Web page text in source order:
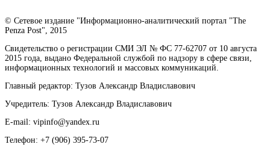
© Сетевое издание "Информационно-аналитический портал "The
Penza Post", 2015
Свидетельство о регистрации СМИ ЭЛ № ФС 77-62707 от 10 августа
2015 года, выдано Федеральной службой по надзору в сфере связи,
информационных технологий и массовых коммуникаций.
Главный редактор: Тузов Александр Владиславович
Учредитель: Тузов Александр Владиславович
E-mail: vipinfo@yandex.ru
Телефон: +7 (906) 395-73-07